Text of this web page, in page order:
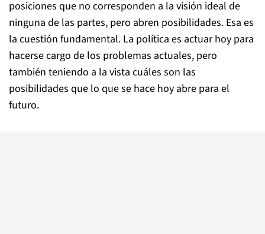
posiciones que no corresponden a la visión ideal de
ninguna de las partes, pero abren posibilidades. Esa es
la cuestión fundamental. La política es actuar hoy para
hacerse cargo de los problemas actuales, pero
también teniendo a la vista cuáles son las
posibilidades que lo que se hace hoy abre para el
futuro.